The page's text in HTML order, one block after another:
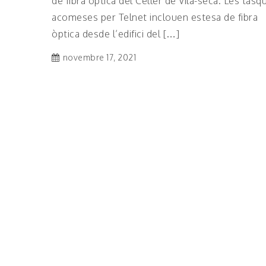
acomeses per Telnet inclouen estesa de fibra
òptica desde l’edifici del […]
novembre 17, 2021